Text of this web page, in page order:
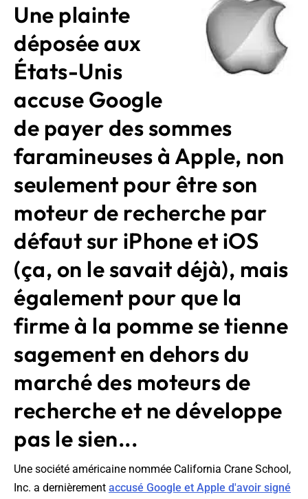
Une plainte
déposée aux
États-Unis
accuse Google
de payer des sommes
faramineuses à Apple, non
seulement pour être son
moteur de recherche par
défaut sur iPhone et iOS
(ça, on le savait déjà), mais
également pour que la
firme à la pomme se tienne
sagement en dehors du
marché des moteurs de
recherche et ne développe
pas le sien...
Une société américaine nommée California Crane School,
Inc. a dernièrement accusé Google et Apple d'avoir signé